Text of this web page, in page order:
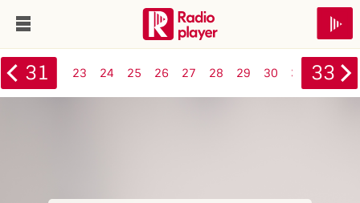
23 24 25 26 27 28 29 30 31 32 33
31 33